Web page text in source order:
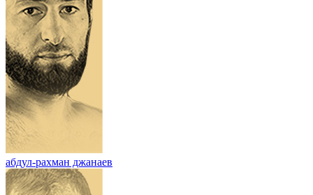
абдул-рахман джанаев